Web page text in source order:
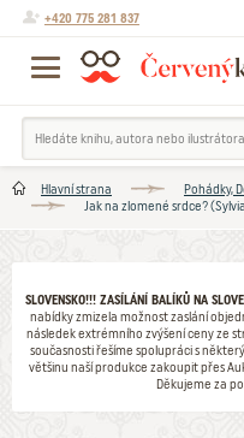
+420 775 281 837
Hlavní strana Pohádky,
Jak na zlomené srdce?
SLOVENSKO!!! ZASÍLÁNÍ BALÍKŮ NA
nabídky zmizela možnost zaslání
následek extrémního zvýšení ceny ze
současnosti řešíme spolupráci s
většinu naší produkce zakoupit přes
Děkujeme za